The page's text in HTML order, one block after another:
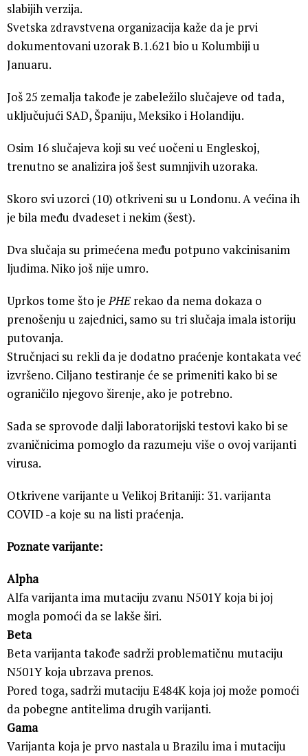
slabijih verzija.
Svetska zdravstvena organizacija kaže da je prvi
dokumentovani uzorak B.1.621 bio u Kolumbiji u
Januaru.
Još 25 zemalja takođe je zabeležilo slučajeve od tada,
uključujući SAD, Španiju, Meksiko i Holandiju.
Osim 16 slučajeva koji su već uočeni u Engleskoj,
trenutno se analizira još šest sumnjivih uzoraka.
Skoro svi uzorci (10) otkriveni su u Londonu. A većina ih
je bila među dvadeset i nekim (šest).
Dva slučaja su primećena među potpuno vakcinisanim
ljudima. Niko još nije umro.
Uprkos tome što jePHE rekao da nema dokaza o
prenošenju u zajednici, samo su tri slučaja imala istoriju
putovanja.
Stručnjaci su rekli da je dodatno praćenje kontakata već
izvršeno. Ciljano testiranje će se primeniti kako bi se
ograničilo njegovo širenje, ako je potrebno.
Sada se sprovode dalji laboratorijski testovi kako bi se
zvaničnicima pomoglo da razumeju više o ovoj varijanti
virusa.
Otkrivene varijante u Velikoj Britaniji: 31. varijanta
COVID -a koje su na listi praćenja.
Poznate varijante:
Alpha
Alfa varijanta ima mutaciju zvanu N501Y koja bi joj
mogla pomoći da se lakše širi.
Beta
Beta varijanta takođe sadrži problematičnu mutaciju
N501Y koja ubrzava prenos.
Pored toga, sadrži mutaciju E484K koja joj može pomoći
da pobegne antitelima drugih varijanti.
Gama
Varijanta koja je prvo nastala u Brazilu ima i mutaciju